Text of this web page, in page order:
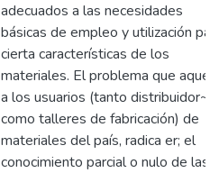
adecuados a las necesidades
básicas de empleo y utilización
cierta características de los
materiales. El problema que
a los usuarios (tanto distribuidor~s
como talleres de fabricación) de
materiales del país, radica er; el
conocimiento parcial o nulo de las